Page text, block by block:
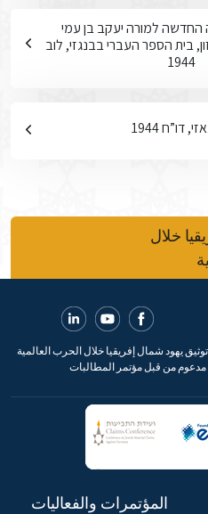
החדשה למורה יעקב בן עמי
בית הספר העברי בבנגזי, לוב
1944
1944
خلال
يهود شمال إفريقيا خلال الحرب العالمية
مدعوم من قبل مؤتمر المطالبات
المؤتمرات والفعاليات